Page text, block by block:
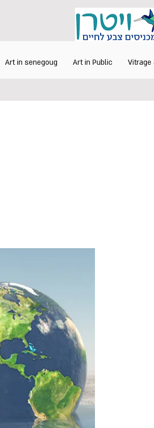
Vitrage
Art in Public
Art in senegoug